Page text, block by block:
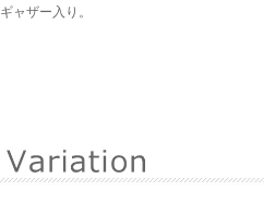
ャザー入り。